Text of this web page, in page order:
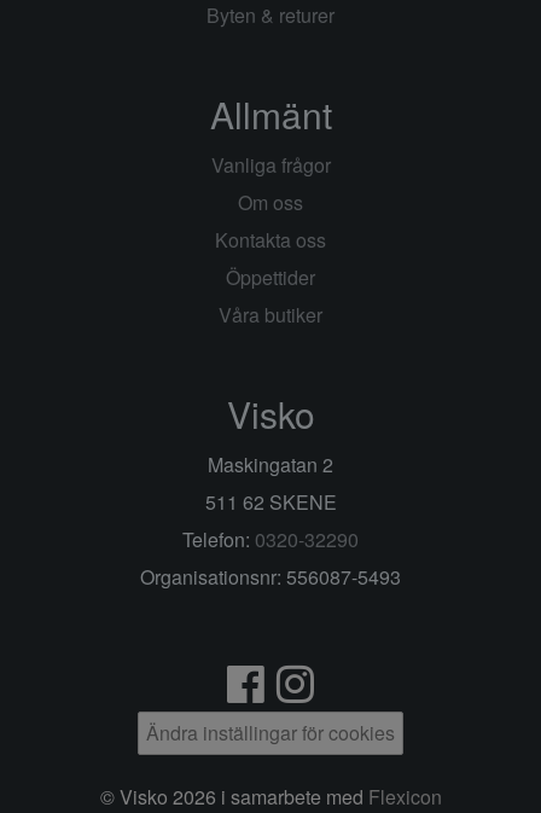
Byten & returer
Allmänt
Vanliga frågor
Om oss
Kontakta oss
Öppettider
Våra butiker
Visko
Maskingatan 2
511 62 SKENE
Telefon: 0320-32290
Organisationsnr: 556087-5493
Ändra inställingar för cookies
© Visko 2026 i samarbete med Flexicon